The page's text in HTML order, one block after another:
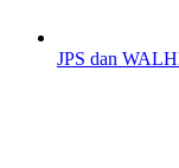
JPS dan